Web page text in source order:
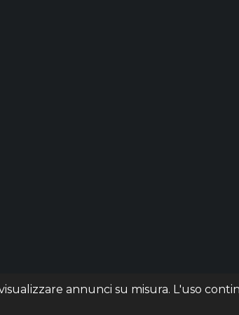
annunci su misura. L'uso